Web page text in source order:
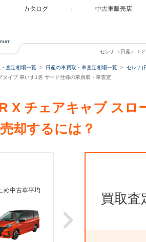
カタログ 中古車販売店
セレナ（日産）
査定相場一覧 日産の車買取・車査定相場一覧
セレナ(
イプ 車いす1名 サード仕様の車買取・車査定
X チェアキャブ ス
却するには？
め中古車平均
買取査